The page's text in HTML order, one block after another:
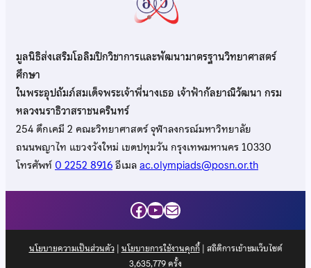
มูลนิธิส่งเสริมโอลิมปิกวิชาการและพัฒนามาตรฐานวิทยาศาสตร์
ศึกษา
ในพระอุปถัมภ์สมเด็จพระเจ้าพี่นางเธอ เจ้าฟ้ากัลยาณิวัฒนา กรม
หลวงนราธิวาสราชนครินทร์
254 ตึกเคมี 2 คณะวิทยาศาสตร์ จุฬาลงกรณ์มหาวิทยาลัย
ถนนพญาไท แขวงวังใหม่ เขตปทุมวัน กรุงเทพมหานคร 10330
โทรศัพท์0 2252 8916อีเมลac.olympiads@posn.or.th
Facebook
YouTube
Mail
นโยบายความเป็นส่วนตัว| นโยบายการใช้งานคุกกี้| สถิติการเข้าชมเว็บไซต์
3,635,779ครั้ง